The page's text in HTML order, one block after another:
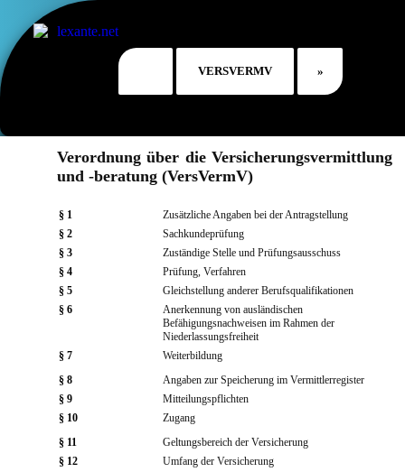
Verordnung über die Versicherungsvermittlung
und -beratung (VersVermV)
§ 1
Zusätzliche Angaben bei der Antragstellung
§ 2
Sachkundeprüfung
§ 3
Zuständige Stelle und Prüfungsausschuss
§ 4
Prüfung, Verfahren
§ 5
Gleichstellung anderer Berufsqualifikationen
§ 6
Anerkennung von ausländischen
Befähigungsnachweisen im Rahmen der
Niederlassungsfreiheit
§ 7
Weiterbildung
§ 8
Angaben zur Speicherung im Vermittlerregister
§ 9
Mitteilungspflichten
§ 10
Zugang
§ 11
Geltungsbereich der Versicherung
§ 12
Umfang der Versicherung